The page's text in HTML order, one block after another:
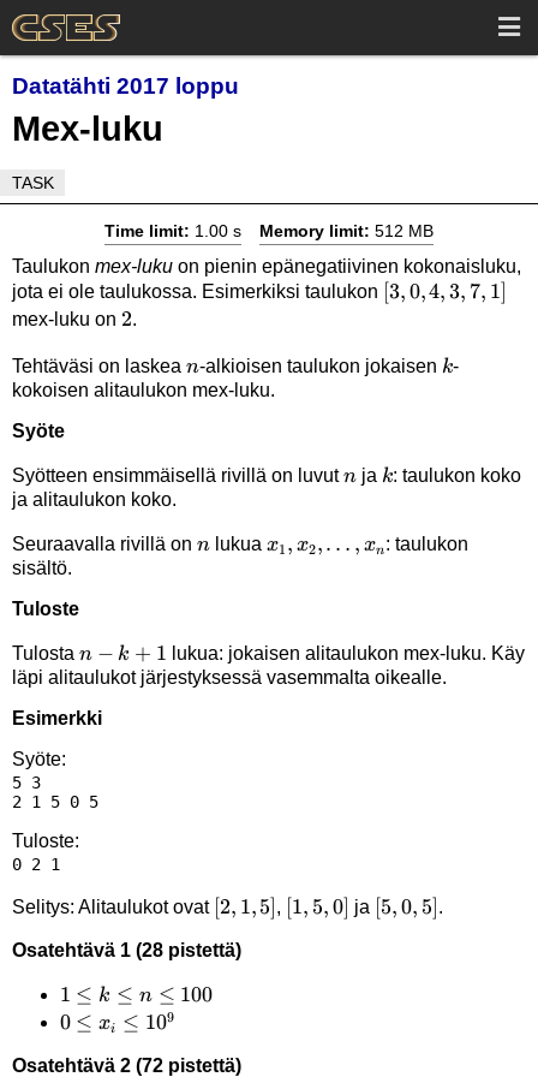
Datatähti 2017 loppu
Mex-luku
TASK
Time limit: 1.00 s Memory limit: 512 MB
Taulukon mex-lukuon pienin epänegatiivinen kokonaisluku,
jota ei ole taulukossa. Esimerkiksi taulukon [3,0,4,3,7,1]
[3,0,4, 3, 7, 1]
mex-luku on 2
2.
Tehtäväsi on laskea n
n-alkioisen taulukon jokaisen k
k-
kokoisen alitaulukon mex-luku.
Syöte
Syötteen ensimmäisellä rivillä on luvutn
nja k
k: taulukon koko
ja alitaulukon koko.
Seuraavalla rivillä on n
nlukua x_1,x_2,\ldots,x_n
x1 , x2,… , xn: taulukon
sisältö.
Tuloste
Tulosta n-
k+1
n − k + 1 lukua: jokaisen alitaulukon mex-luku. Käy
läpi alitaulukot järjestyksessä vasemmalta oikealle.
Esimerkki
Syöte:
5 3
2 1 5 0 5
Tuloste:
Selitys: Alitaulukot ovat [2,1,5]
[2, 1,5] , [1,5,0]
[1, 5, 0] ja [5,0,5]
[5, 0, 5] .
Osatehtävä 1 (28 pistettä)
1
\le
1 ≤ k ≤ n ≤ 100
0 \le
0 ≤ xi ≤ 109
Osatehtävä 2 (72 pistettä)